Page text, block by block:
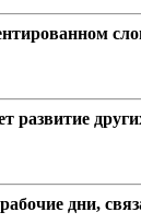
развитие
дни,